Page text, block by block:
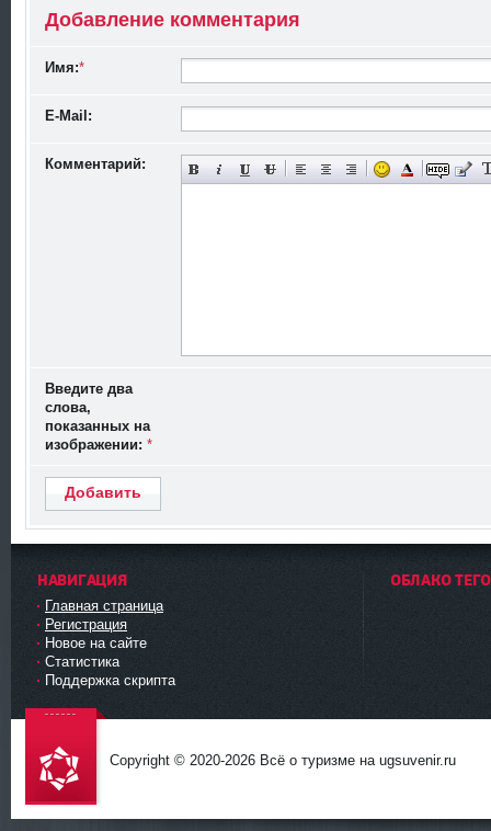
Добавление комментария
Имя:*
E-Mail:
Комментарий:
Введите два
слова,
показанных на
изображении: *
Добавить
НАВИГАЦИЯ
Главная страница
Регистрация
Новое на сайте
Статистика
Поддержка скрипта
ОБЛАКО
DataLife
Copyright © 2020-2026 Всё о туризме на ugsuvenir.ru